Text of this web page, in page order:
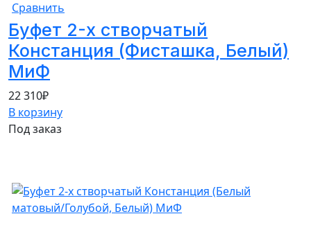
Сравнить
Буфет 2-х створчатый
Констанция (Фисташка, Белый)
МиФ
22 310₽
В корзину
Под заказ